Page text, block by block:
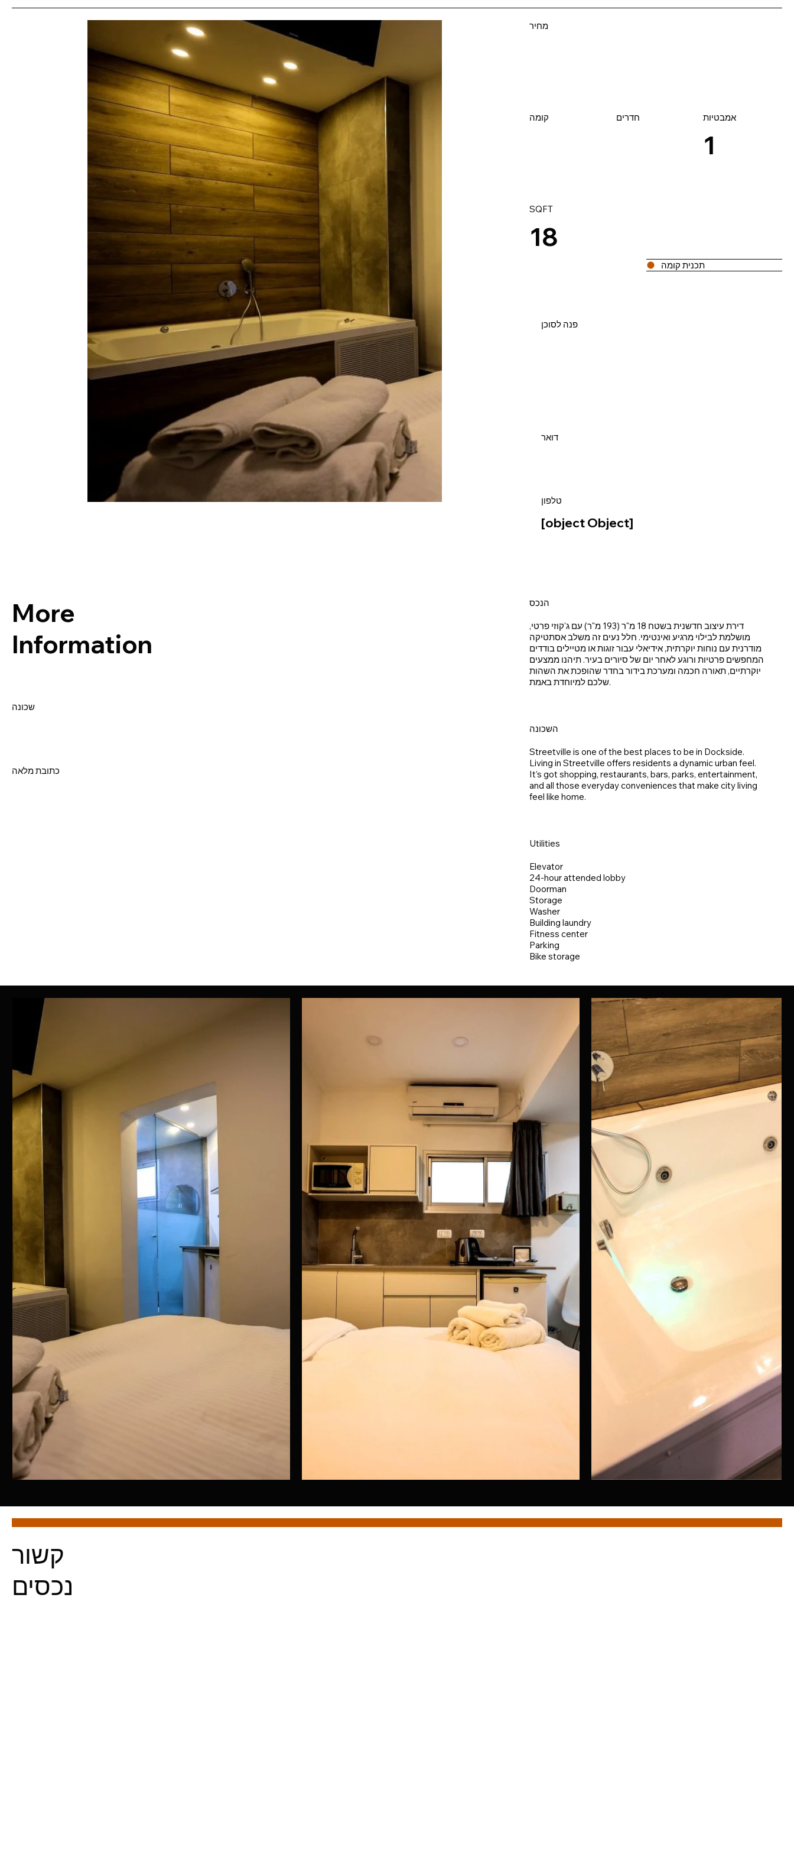
מחיר
קומה חדרים אמבטיות
1
SQFT
18
תכנית קומה
פנה לסוכן
דואר
טלפון
[object Object]
More
Information
שכונה
כתובת מלאה
הנכס
דירת עיצוב חדשנית בשטח 18 מ"ר (193 מ"ר) עם ג'קוזי פרטי,
מושלמת לבילוי מרגיע ואינטימי. חלל נעים זה משלב אסתטיקה
מודרנית עם נוחות יוקרתית, אידיאלי עבור זוגות או מטיילים בודדים
המחפשים פרטיות ורוגע לאחר יום של סיורים בעיר. תיהנו ממצעים
יוקרתיים, תאורה חכמה ומערכת בידור בחדר שהופכת את השהות
שלכם למיוחדת באמת.
השכונה
Streetville is one of the best places to be in Dockside.
Living in Streetville offers residents a dynamic urban feel.
It’s got shopping, restaurants, bars, parks, entertainment,
and all those everyday conveniences that make city living
feel like home.
Utilities
Elevator
24-hour attended lobby
Doorman
Storage
Washer
Building laundry
Fitness center
Parking
Bike storage
קשור
נכסים